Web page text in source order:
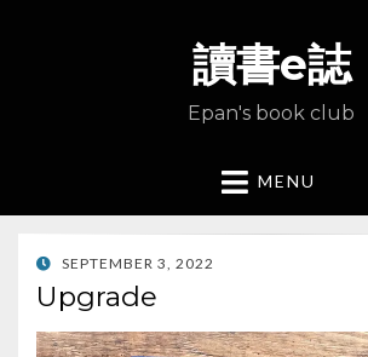
讀書e誌
Epan's book club
MENU
POSTED
ON
SEPTEMBER 3, 2022
Upgrade